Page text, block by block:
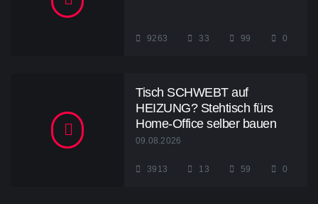
9263 33 99 0
Tisch SCHWEBT auf
HEIZUNG? Stehtisch fürs
Home-Office selber bauen
09.08.2026
3913 13 59 0